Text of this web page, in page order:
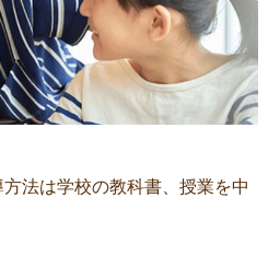
法は学校の教科書、授業を中